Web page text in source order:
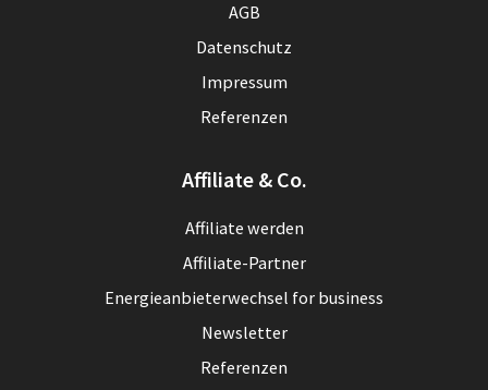
AGB
Datenschutz
Impressum
Referenzen
Affiliate & Co.
Affiliate werden
Affiliate-Partner
Energieanbieterwechsel for business
Newsletter
Referenzen